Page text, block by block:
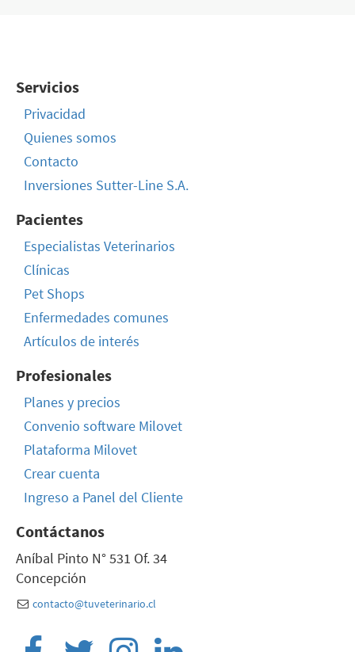
Servicios
Privacidad
Quienes somos
Contacto
Inversiones Sutter-Line S.A.
Pacientes
Especialistas Veterinarios
Clínicas
Pet Shops
Enfermedades comunes
Artículos de interés
Profesionales
Planes y precios
Convenio software Milovet
Plataforma Milovet
Crear cuenta
Ingreso a Panel del Cliente
Contáctanos
Aníbal Pinto N° 531 Of. 34
Concepción
contacto@tuveterinario.cl